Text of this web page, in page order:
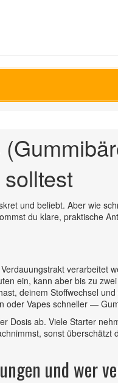
und beliebt. Aber wie
du klare, praktische
verarbeitet
ein, kann aber bis zu
deinem Stoffwechsel
oder Vapes schneller —
Dosis ab. Viele Starter
sonst überschätzt
und wer